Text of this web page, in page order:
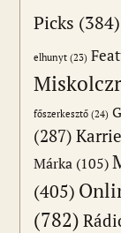
Picks (384)
elhunyt (23)
főszerkesztő (24)
(287)
Márka (105)
(405)
(782)